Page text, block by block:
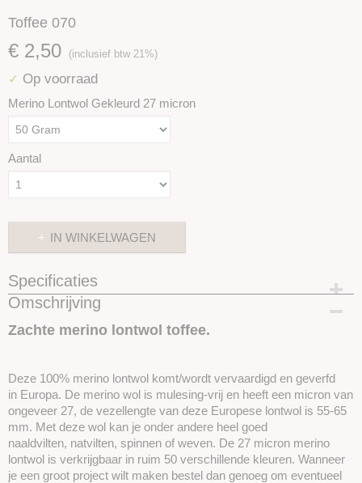
Toffee 070
€ 2,50 (inclusief btw 21%)
✓ Op voorraad
Merino Lontwol Gekleurd 27 micron
Aantal
IN WINKELWAGEN
Specificaties
Productcode
Omschrijving
Zachte merino lontwol toffee.
Deze 100% merino lontwol komt/wordt vervaardigd en geverfd
in Europa. De merino wol is mulesing-vrij en heeft een micron van
ongeveer 27, de vezellengte van deze Europese lontwol is 55-65
mm. Met deze wol kan je onder andere heel goed
naaldvilten, natvilten, spinnen of weven. De 27 micron merino
lontwol is verkrijgbaar in ruim 50 verschillende kleuren. Wanneer
je een groot project wilt maken bestel dan genoeg om eventueel